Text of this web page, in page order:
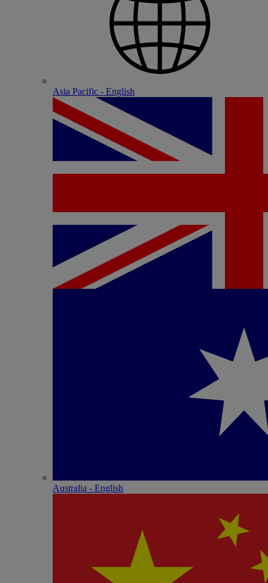
Asia Pacific - English
Australia - English